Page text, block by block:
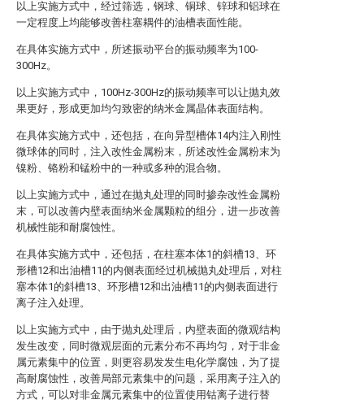
以上实施方式中，经过筛选，钢球、铜球、锌球和铝球在
一定程度上均能够改善柱塞耦件的油槽表面性能。
在具体实施方式中，所述振动平台的振动频率为100-
300Hz。
以上实施方式中，100Hz-300Hz的振动频率可以让抛丸效
果更好，形成更加均匀致密的纳米金属晶体表面结构。
在具体实施方式中，还包括，在向异型槽体14内注入刚性
微球体的同时，注入改性金属粉末，所述改性金属粉末为
镍粉、铬粉和锰粉中的一种或多种的混合物。
以上实施方式中，通过在抛丸处理的同时掺杂改性金属粉
末，可以改善内壁表面纳米金属颗粒的组分，进一步改善
机械性能和耐腐蚀性。
在具体实施方式中，还包括，在柱塞本体1的斜槽13、环
形槽12和出油槽11的内侧表面经过机械抛丸处理后，对柱
塞本体1的斜槽13、环形槽12和出油槽11的内侧表面进行
离子注入处理。
以上实施方式中，由于抛丸处理后，内壁表面的微观结构
发生改变，同时微观层面的元素分布不再均匀，对于非金
属元素集中的位置，则更容易发发生电化学腐蚀，为了提
高耐腐蚀性，改善局部元素集中的问题，采用离子注入的
方式，可以对非金属元素集中的位置使用钴离子进行替